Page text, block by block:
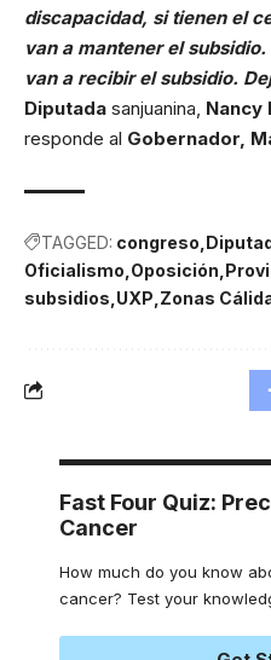
discapacidad, si tienen el
van a mantener el
van a recibir el subsidio.
Diputada sanjuanina, Nancy
responde al Gobernador,
TAGGED: congreso
Oficialismo Oposición
subsidios UXP Zonas
Fast Four Quiz:
Cancer
How much do you know
cancer? Test your